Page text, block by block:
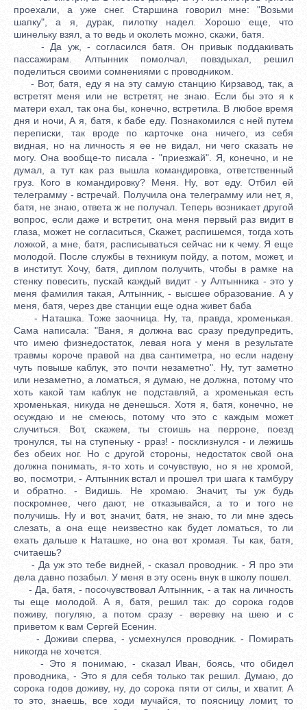
проехали, а уже снег. Старшина говорил мне: "Возьми
шапку", а я, дурак, пилотку надел. Хорошо еще, что
шинельку взял, а то ведь и околеть можно, скажи, батя.
- Да уж, - согласился батя. Он привык поддакивать
пассажирам. Алтынник помолчал, повздыхал, решил
поделиться своими сомнениями с проводником.
- Вот, батя, еду я на эту самую станцию Кирзавод, так, а
встретят меня или не встретят, не знаю. Если бы это я к
матери ехал, так она бы, конечно, встретила. В любое время
дня и ночи, А я, батя, к бабе еду. Познакомился с ней путем
переписки, так вроде по карточке она ничего, из себя
видная, но на личность я ее не видал, ни чего сказать не
могу. Она вообще-то писала - "приезжай". Я, конечно, и не
думал, а тут как раз вышла командировка, ответственный
груз. Кого в командировку? Меня. Ну, вот еду. Отбил ей
телеграмму - встречай. Получила она телеграмму или нет, я,
батя, не знаю, ответа ж не получал. Теперь возникает другой
вопрос, если даже и встретит, она меня первый раз видит в
глаза, может не согласиться, Скажет, распишемся, тогда хоть
ложкой, а мне, батя, расписываться сейчас ни к чему. Я еще
молодой. После службы в техникум пойду, а потом, может, и
в институт. Хочу, батя, диплом получить, чтобы в рамке на
стенку повесить, пускай каждый видит - у Алтынника - это у
меня фамилия такая, Алтынник, - высшее образование. А у
меня, батя, через две станции еще одна живет баба
- Наташка. Тоже заочница. Ну, та, правда, хроменькая.
Сама написала: "Ваня, я должна вас сразу предупредить,
что имею физнедостаток, левая нога у меня в результате
травмы короче правой на два сантиметра, но если надену
чуть повыше каблук, это почти незаметно". Ну, тут заметно
или незаметно, а ломаться, я думаю, не должна, потому что
хоть какой там каблук не подставляй, а хроменькая есть
хроменькая, никуда не денешься. Хотя я, батя, конечно, не
осуждаю и не смеюсь, потому что это с каждым может
случиться. Вот, скажем, ты стоишь на перроне, поезд
тронулся, ты на ступеньку - рраз! - посклизнулся - и лежишь
без обеих ног. Но с другой стороны, недостаток свой она
должна понимать, я-то хоть и сочувствую, но я не хромой,
во, посмотри, - Алтынник встал и прошел три шага к тамбуру
и обратно. - Видишь. Не хромаю. Значит, ты уж будь
поскромнее, чего дают, не отказывайся, а то и того не
получишь. Ну и вот, значит, батя, не знаю, то ли мне здесь
слезать, а она еще неизвестно как будет ломаться, то ли
ехать дальше к Наташке, но она вот хромая. Ты как, батя,
считаешь?
- Да уж это тебе видней, - сказал проводник. - Я про эти
дела давно позабыл. У меня в эту осень внук в школу пошел.
- Да, батя, - посочувствовал Алтынник, - а так на личность
ты еще молодой. А я, батя, решил так: до сорока годов
поживу, погуляю, а потом сразу - веревку на шею и с
приветом к вам Сергей Есенин.
- Доживи сперва, - усмехнулся проводник. - Помирать
никогда не хочется.
- Это я понимаю, - сказал Иван, боясь, что обидел
проводника, - Это я для себя только так решил. Думаю, до
сорока годов доживу, ну, до сорока пяти от силы, и хватит. А
то это, знаешь, все ходи мучайся, то поясницу ломит, то